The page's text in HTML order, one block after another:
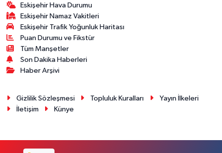
Eskişehir Hava Durumu
Eskişehir Namaz Vakitleri
Eskişehir Trafik Yoğunluk Haritası
Puan Durumu ve Fikstür
Tüm Manşetler
Son Dakika Haberleri
Haber Arşivi
Gizlilik Sözleşmesi Topluluk Kuralları
Yayın İlkeleri
İletişim
Künye